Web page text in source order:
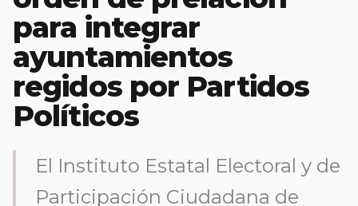
para integrar
ayuntamientos
regidos por Partidos
Políticos
El Instituto Estatal Electoral y de
Participación Ciudadana de